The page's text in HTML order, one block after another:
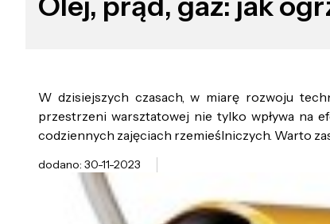
W dzisiejszych czasach, w miarę rozwoju
przestrzeni warsztatowej nie tylko wpływa na
codziennych zajęciach rzemieślniczych. Warto
dodano: 30-11-2023